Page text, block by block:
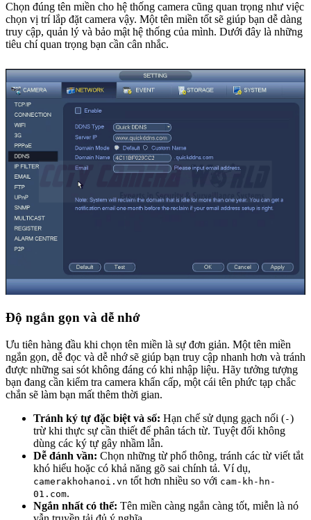
Chọn đúng tên miền cho hệ thống camera cũng quan trọng như việc
chọn vị trí lắp đặt camera vậy. Một tên miền tốt sẽ giúp bạn dễ dàng
truy cập, quản lý và bảo mật hệ thống của mình. Dưới đây là những
tiêu chí quan trọng bạn cần cân nhắc.
Độ ngắn gọn và dễ nhớ
Ưu tiên hàng đầu khi chọn tên miền là sự đơn giản. Một tên miền
ngắn gọn, dễ đọc và dễ nhớ sẽ giúp bạn truy cập nhanh hơn và tránh
được những sai sót không đáng có khi nhập liệu. Hãy tưởng tượng
bạn đang cần kiểm tra camera khẩn cấp, một cái tên phức tạp chắc
chắn sẽ làm bạn mất thêm thời gian.
Tránh ký tự đặc biệt và số: Hạn chế sử dụng gạch nối (-)
trừ khi thực sự cần thiết để phân tách từ. Tuyệt đối không
dùng các ký tự gây nhầm lẫn.
Dễ đánh vần: Chọn những từ phổ thông, tránh các từ viết tắt
khó hiểu hoặc có khả năng gõ sai chính tả. Ví dụ,
camerakhohanoi.vn tốt hơn nhiều so với cam-kh-hn-
01.com.
Ngắn nhất có thể: Tên miền càng ngắn càng tốt, miễn là nó